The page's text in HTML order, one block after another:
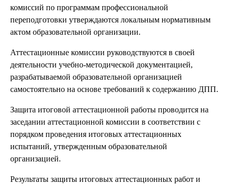
комиссий по программам профессиональной
переподготовки утверждаются локальным нормативным
актом образовательной организации.
Аттестационные комиссии руководствуются в своей
деятельности учебно-методической документацией,
разрабатываемой образовательной организацией
самостоятельно на основе требований к содержанию ДПП.
Защита итоговой аттестационной работы проводится на
заседании аттестационной комиссии в соответствии с
порядком проведения итоговых аттестационных
испытаний, утвержденным образовательной
организацией.
Результаты защиты итоговых аттестационных работ и